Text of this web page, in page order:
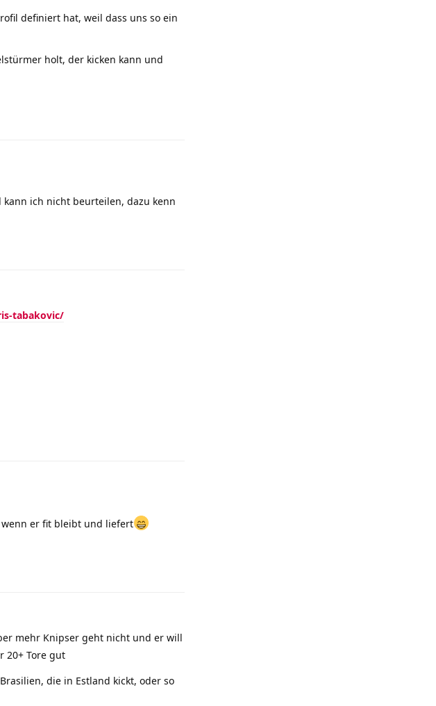
definiert hat, weil dass uns so ein
holt, der kicken kann und
ich nicht beurteilen, dazu kenn
tabakovic/
er fit bleibt und liefert
mehr Knipser geht nicht und er will
20+ Tore gut
die in Estland kickt, oder so